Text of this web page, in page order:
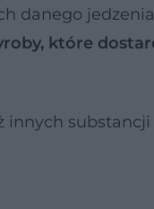
danego
które
innych substancji